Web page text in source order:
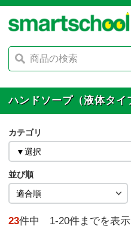
ハンドソープ（液体タイ
カテゴリ
並び順
23件中 1-20件までを表示